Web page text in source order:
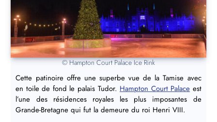
© Hampton Court Palace Ice Rink
Cette patinoire offre une superbe vue de la Tamise avec
en toile de fond le palais Tudor. Hampton Court Palace est
l’une des résidences royales les plus imposantes de
Grande-Bretagne qui fut la demeure du roi Henri VIII.